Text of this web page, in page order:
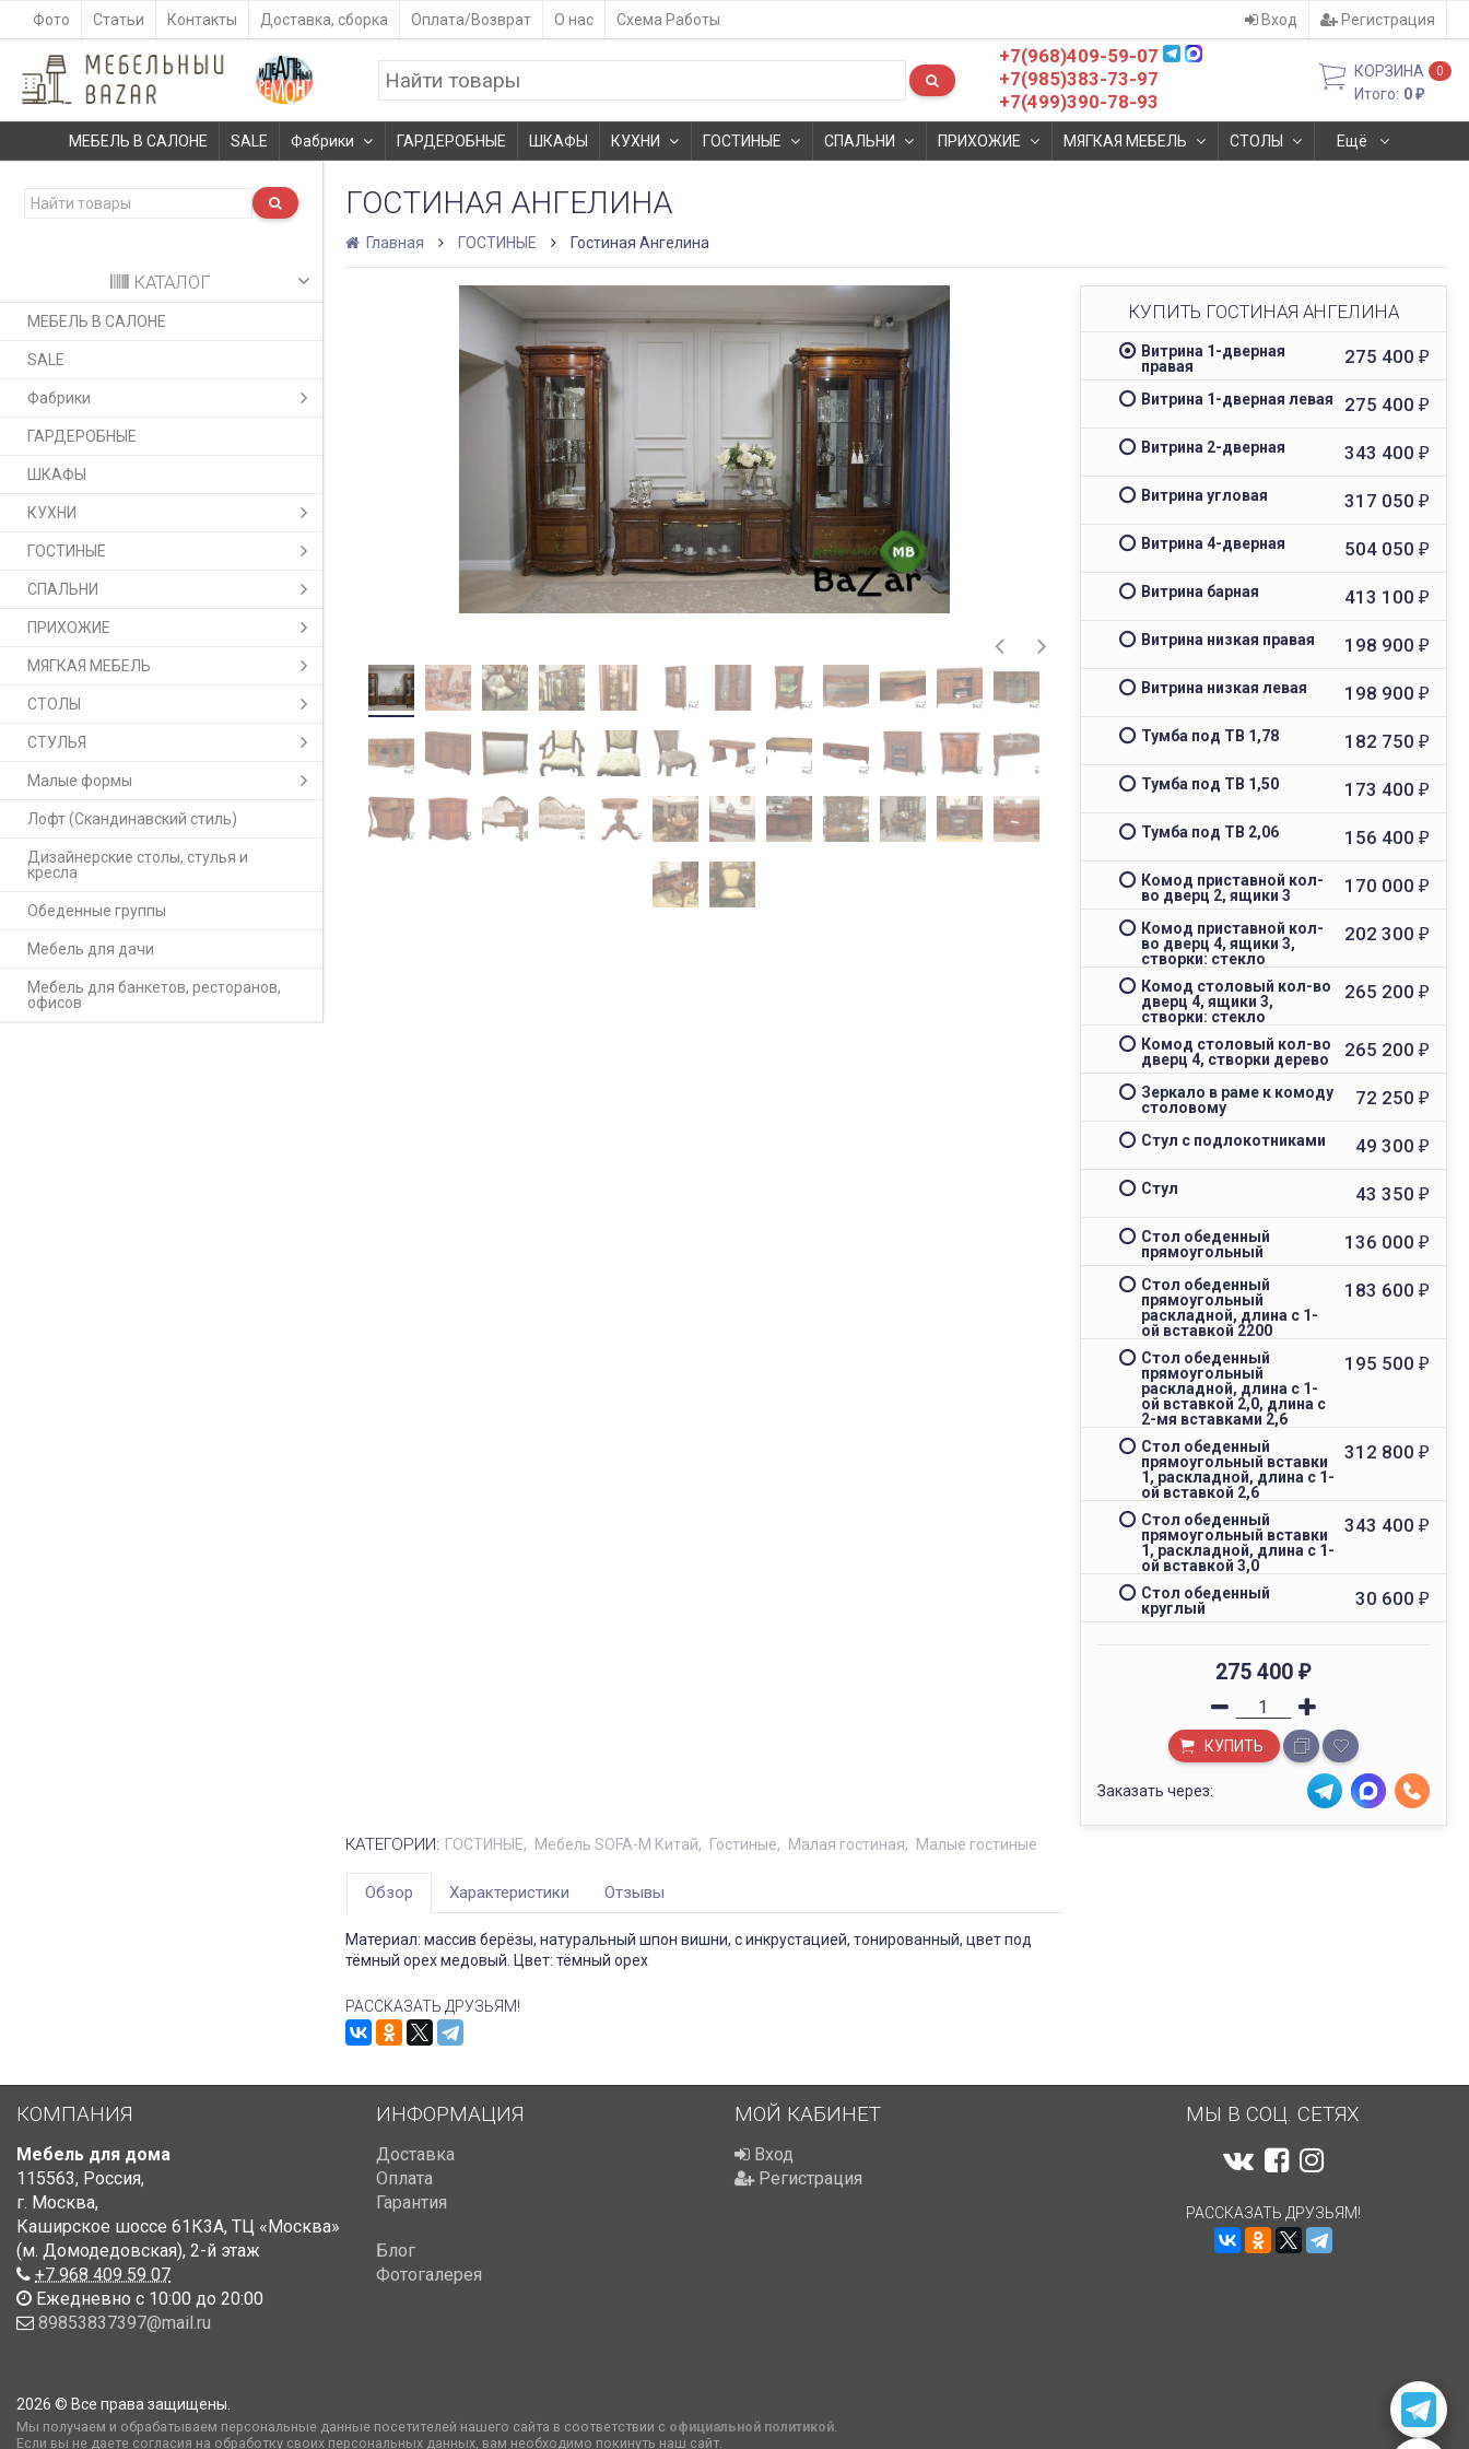
Фото Статьи Контакты Доставка, сборка Оплата/Возврат О нас Схема Работы Вход Регистрация
+7(968)409-59-07
+7(985)383-73-97
+7(499)390-78-93
КОРЗИНА 0
Итого: 0₽
МЕБЕЛЬ В САЛОНЕ SALE Фабрики ГАРДЕРОБНЫЕ ШКАФЫ КУХНИ ГОСТИНЫЕ СПАЛЬНИ ПРИХОЖИЕ МЯГКАЯ МЕБЕЛЬ СТОЛЫ Ещё
КАТАЛОГ
МЕБЕЛЬ В САЛОНЕ
SALE
Фабрики
ГАРДЕРОБНЫЕ
ШКАФЫ
КУХНИ
ГОСТИНЫЕ
СПАЛЬНИ
ПРИХОЖИЕ
МЯГКАЯ МЕБЕЛЬ
СТОЛЫ
СТУЛЬЯ
Малые формы
Лофт (Скандинавский стиль)
Дизайнерские столы, стулья и
кресла
Обеденные группы
Мебель для дачи
Мебель для банкетов, ресторанов,
офисов
ГОСТИНАЯ АНГЕЛИНА
Главная ГОСТИНЫЕ Гостиная Ангелина
КУПИТЬ ГОСТИНАЯ АНГЕЛИНА
Витрина 1-дверная
правая
275 400 ₽
Витрина 1-дверная левая 275 400 ₽
Витрина 2-дверная 343 400 ₽
Витрина угловая 317 050 ₽
Витрина 4-дверная 504 050 ₽
Витрина барная 413 100 ₽
Витрина низкая правая 198 900 ₽
Витрина низкая левая 198 900 ₽
Тумба под ТВ 1,78 182 750 ₽
Тумба под ТВ 1,50 173 400 ₽
Тумба под ТВ 2,06 156 400 ₽
Комод приставной кол-
во дверц 2, ящики 3
170 000 ₽
Комод приставной кол-
во дверц 4, ящики 3,
створки: стекло
202 300 ₽
Комод столовый кол-во
дверц 4, ящики 3,
створки: стекло
265 200 ₽
Комод столовый кол-во
дверц 4, створки дерево
265 200 ₽
Зеркало в раме к комоду
столовому
72 250 ₽
Стул с подлокотниками 49 300 ₽
Стул 43 350 ₽
Стол обеденный
прямоугольный
136 000 ₽
Стол обеденный
прямоугольный
раскладной, длина с 1-
ой вставкой 2200
183 600 ₽
Стол обеденный
прямоугольный
раскладной, длина с 1-
ой вставкой 2,0, длина с
2-мя вставками 2,6
195 500 ₽
Стол обеденный
прямоугольный вставки
1, раскладной, длина с 1-
ой вставкой 2,6
312 800 ₽
Стол обеденный
прямоугольный вставки
1, раскладной, длина с 1-
ой вставкой 3,0
343 400 ₽
Стол обеденный
круглый
30 600 ₽
275 400₽
КУПИТЬ
Заказать через:
КАТЕГОРИИ: ГОСТИНЫЕ Мебель SOFA-M Китай Гостиные Малая гостиная Малые гостиные
Обзор Характеристики Отзывы
Материал: массив берёзы, натуральный шпон вишни, с инкрустацией, тонированный, цвет под
тёмный орех медовый. Цвет: тёмный орех
РАССКАЗАТЬ ДРУЗЬЯМ!
КОМПАНИЯ
Мебель для дома
115563, Россия,
г. Москва,
Каширское шоссе 61К3А, ТЦ «Москва»
(м. Домодедовская), 2-й этаж
+7 968 409 59 07
Ежедневно с 10:00 до 20:00
89853837397@mail.ru
ИНФОРМАЦИЯ
Доставка
Оплата
Гарантия
Блог
Фотогалерея
МОЙ КАБИНЕТ
Вход
Регистрация
МЫ В СОЦ. СЕТЯХ
РАССКАЗАТЬ ДРУЗЬЯМ!
2026 © Все права защищены.
Мы получаем и обрабатываем персональные данные посетителей нашего сайта в соответствии с официальной политикой.
Если вы не даете согласия на обработку своих персональных данных, вам необходимо покинуть наш сайт.